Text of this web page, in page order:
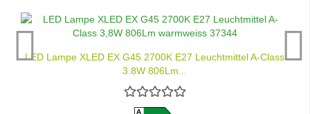
LED Lampe XLED EX G45 2700K E27 Leuchtmittel A-Class
3,8W 806Lm...
A